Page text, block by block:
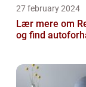
27 february 2024
Lær mere om
og find